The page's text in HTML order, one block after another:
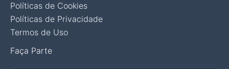
Políticas de Cookies
Políticas de Privacidade
Termos de Uso
Faça Parte